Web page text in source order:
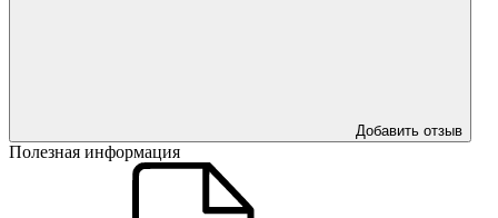
Добавить отзыв
Полезная информация